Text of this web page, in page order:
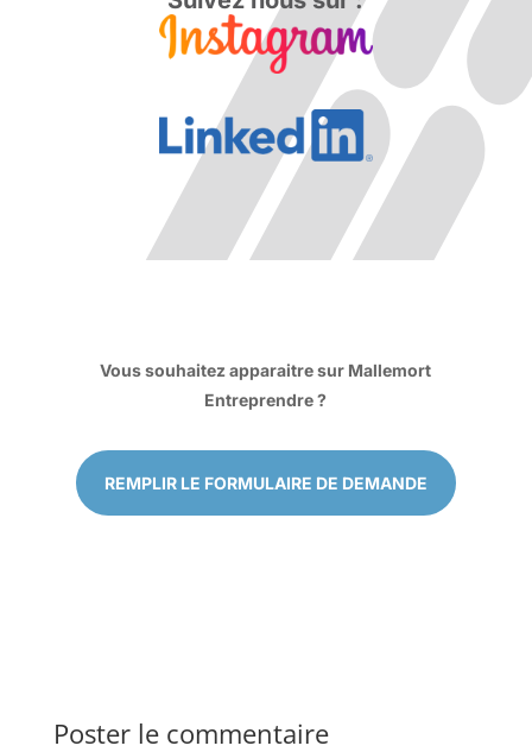
Vous souhaitez apparaitre sur Mallemort
Entreprendre ?
REMPLIR LE FORMULAIRE DE DEMANDE
Poster le commentaire